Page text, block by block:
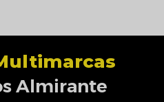
Almirante